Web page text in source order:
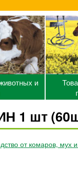
и
1 шт
от комаров, мух